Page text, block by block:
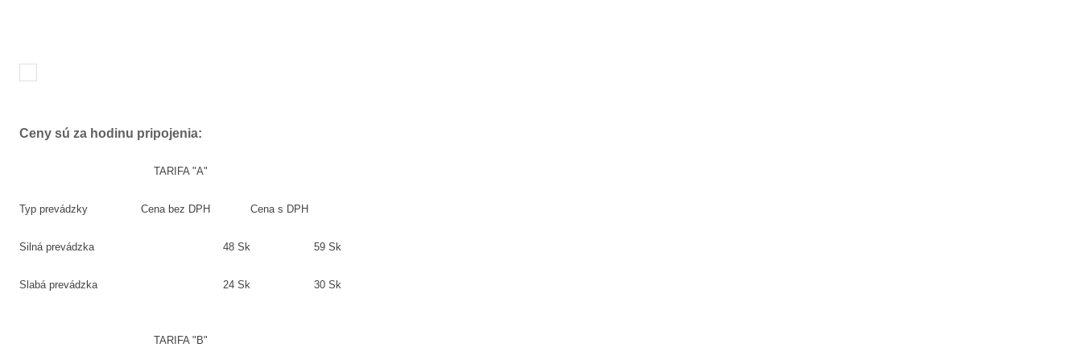
Ceny sú za hodinu pripojenia:
TARIFA "A"
Typ prevádzky Cena bez DPH Cena s DPH
Silná prevádzka 48 Sk 59 Sk
Slabá prevádzka 24 Sk 30 Sk
TARIFA "B"